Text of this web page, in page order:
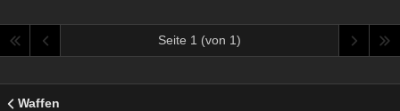
Seite 1 (von 1)
Waffen